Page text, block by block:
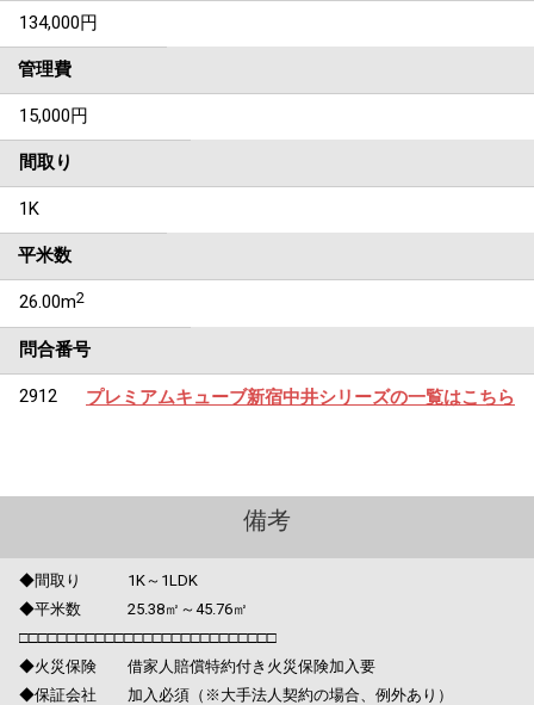
134,000円
管理費
15,000円
間取り
1K
平米数
26.00m2
問合番号
2912 プレミアムキューブ新宿中井シリーズの一覧はこちら
備考
◆間取り 1K～1LDK
◆平米数 25.38㎡～45.76㎡
□□□□□□□□□□□□□□□□□□□□□□□□□□□
◆火災保険 借家人賠償特約付き火災保険加入要
◆保証会社 加入必須（※大手法人契約の場合、例外あり）